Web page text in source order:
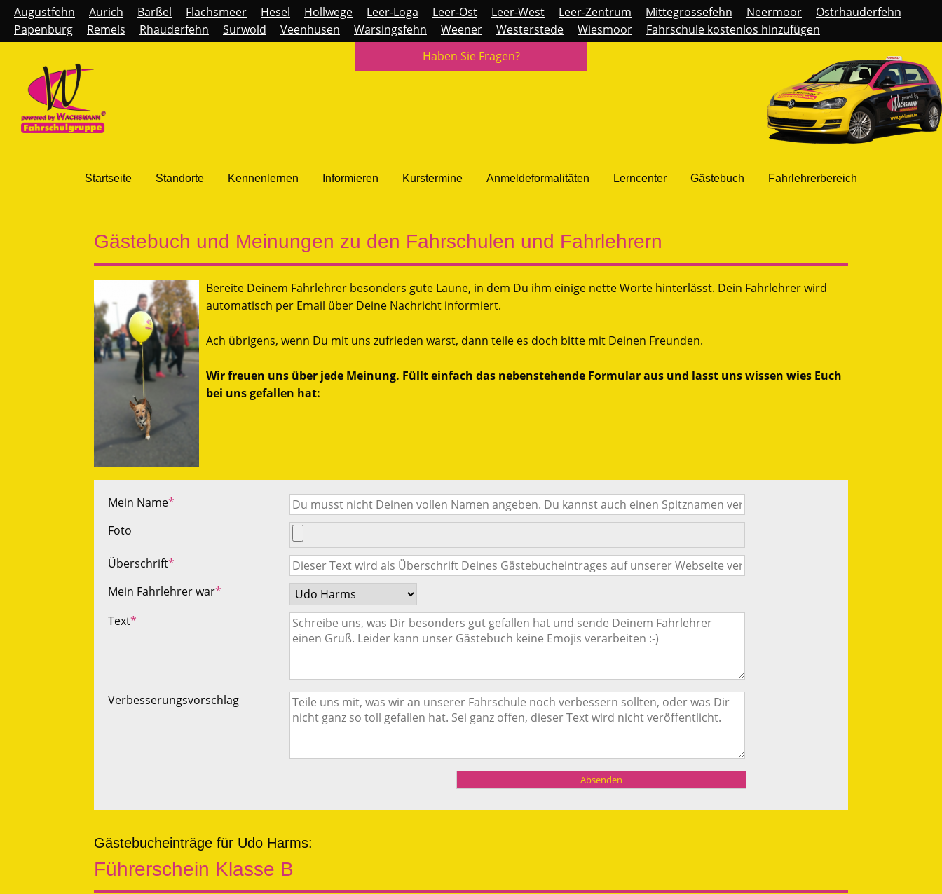
Augustfehn Aurich Barßel Flachsmeer Hesel Hollwege Leer-Loga Leer-Ost Leer-West Leer-Zentrum Mittegrossefehn Neermoor
Ostrhauderfehn
Papenburg
Remels Rhauderfehn Surwold Veenhusen Warsingsfehn Weener Westerstede Wiesmoor
Fahrschule kostenlos hinzufügen
Haben Sie Fragen?
Startseite Standorte Kennenlernen Informieren Kurstermine Anmeldeformalitäten Lerncenter Gästebuch Fahrlehrerbereich
Gästebuch und Meinungen zu den Fahrschulen und Fahrlehrern
Bereite Deinem Fahrlehrer besonders gute Laune, in dem Du ihm einige nette Worte hinterlässt. Dein Fahrlehrer wird
automatisch per Email über Deine Nachricht informiert.
Ach übrigens, wenn Du mit uns zufrieden warst, dann teile es doch bitte mit Deinen Freunden.
Wir freuen uns über jede Meinung. Füllt einfach das nebenstehende Formular aus und lasst uns wissen wies Euch
bei uns gefallen hat:
Mein Name*
Foto
Überschrift*
Mein Fahrlehrer war*
Text*
Verbesserungsvorschlag
Gästebucheinträge für Udo Harms:
Führerschein Klasse B